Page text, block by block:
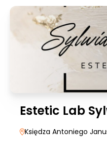
Estetic Lab
Księdza Antoniego